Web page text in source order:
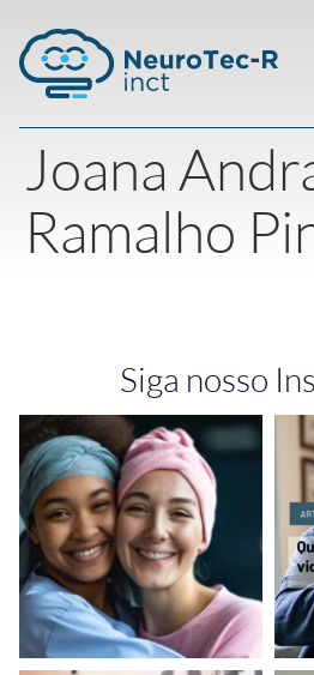
Joana
Ramalho
Siga nosso